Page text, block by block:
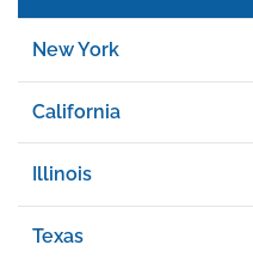
New York
California
Illinois
Texas